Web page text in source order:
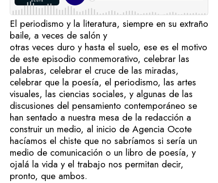
El periodismo y la literatura, siempre en su extraño
baile, a veces de salón y
otras veces duro y hasta el suelo, ese es el motivo
de este episodio conmemorativo, celebrar las
palabras, celebrar el cruce de las miradas,
celebrar que la poesía, el periodismo, las artes
visuales, las ciencias sociales, y algunas de las
discusiones del pensamiento contemporáneo se
han sentado a nuestra mesa de la redacción a
construir un medio, al inicio de Agencia Ocote
hacíamos el chiste que no sabríamos si sería un
medio de comunicación o un libro de poesía, y
ojalá la vida y el trabajo nos permitan decir,
pronto, que ambos.